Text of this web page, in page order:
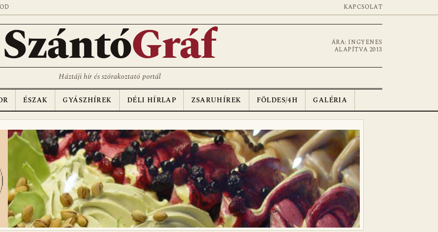
KAPCSOLAT
SzántóGráf
ÁRA: INGYENES
ALAPÍTVA 2013
Háztáji hír és szórakoztató portál
ÉSZAK GYÁSZHÍREK DÉLI HÍRLAP ZSARUHÍREK FÖLDES/4H GALÉRIA